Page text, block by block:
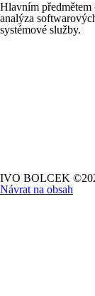
Hlavním
analýza
systémové služby.
IVO BOLCEK
Návrat na obsah